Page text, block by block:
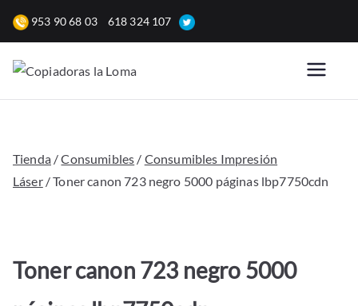
953 90 68 03 618 324 107
Copiadoras
Venta, alquiler y reparación
de fotocopiadoras y equipos
Tienda/Consumibles / Consumibles Impresión
Láser/ Toner canon 723 negro 5000 páginas lbp7750cdn
Toner canon 723 negro 5000